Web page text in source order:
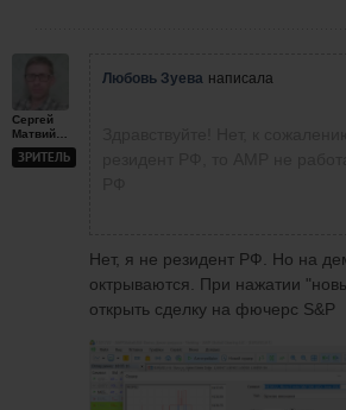
Сергей
ЗРИТЕЛЬ
Любовь Зуева написала
Нет, я не резидент РФ. Но на
октрываются. При нажатии
открыть сделку на фючерс S&P